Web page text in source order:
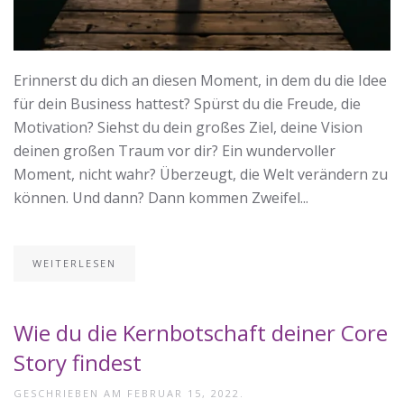
Erinnerst du dich an diesen Moment, in dem du die Idee
für dein Business hattest? Spürst du die Freude, die
Motivation? Siehst du dein großes Ziel, deine Vision
deinen großen Traum vor dir? Ein wundervoller
Moment, nicht wahr? Überzeugt, die Welt verändern zu
können. Und dann? Dann kommen Zweifel...
WEITERLESEN
Wie du die Kernbotschaft deiner Core
Story findest
GESCHRIEBEN AM FEBRUAR 15, 2022 .